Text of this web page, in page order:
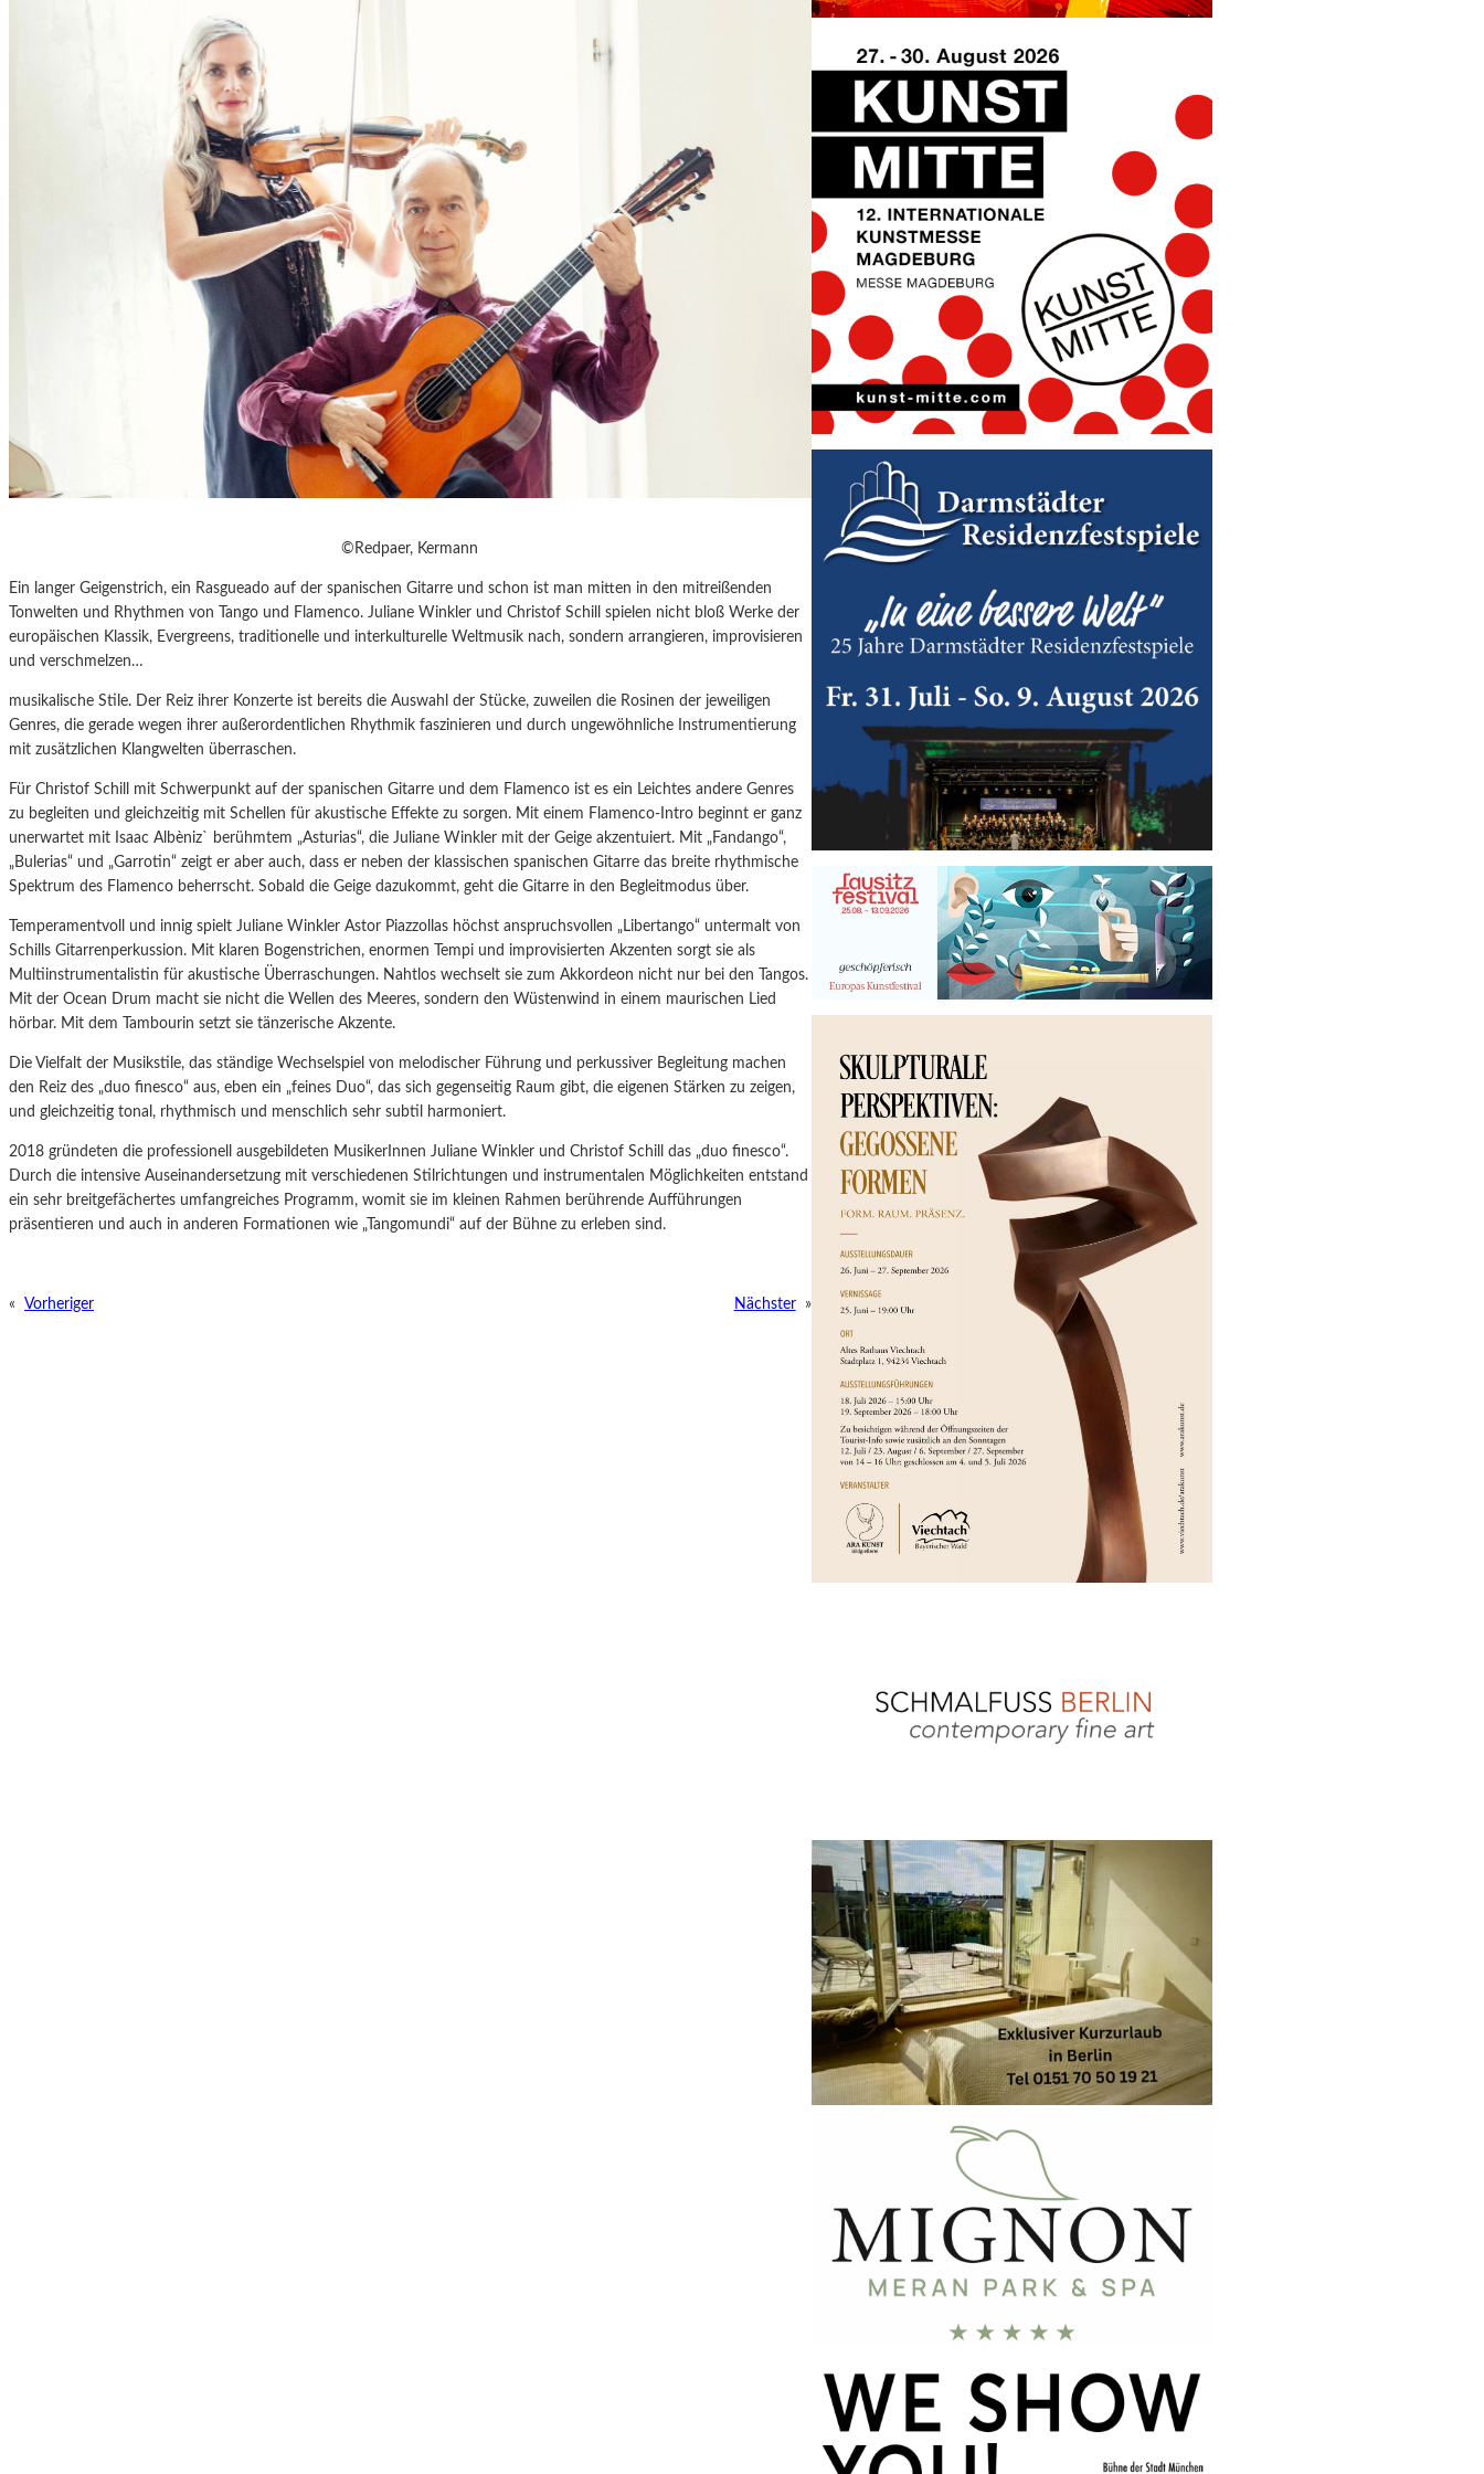
©Redpaer, Kermann
Ein langer Geigenstrich, ein Rasgueado auf der spanischen Gitarre und schon ist man mitten in den mitreißenden
Tonwelten und Rhythmen von Tango und Flamenco. Juliane Winkler und Christof Schill spielen nicht bloß Werke der
europäischen Klassik, Evergreens, traditionelle und interkulturelle Weltmusik nach, sondern arrangieren, improvisieren
und verschmelzen…
musikalische Stile. Der Reiz ihrer Konzerte ist bereits die Auswahl der Stücke, zuweilen die Rosinen der jeweiligen
Genres, die gerade wegen ihrer außerordentlichen Rhythmik faszinieren und durch ungewöhnliche Instrumentierung
mit zusätzlichen Klangwelten überraschen.
Für Christof Schill mit Schwerpunkt auf der spanischen Gitarre und dem Flamenco ist es ein Leichtes andere Genres
zu begleiten und gleichzeitig mit Schellen für akustische Effekte zu sorgen. Mit einem Flamenco-Intro beginnt er ganz
unerwartet mit Isaac Albèniz` berühmtem „Asturias“, die Juliane Winkler mit der Geige akzentuiert. Mit „Fandango“,
„Bulerias“ und „Garrotin“ zeigt er aber auch, dass er neben der klassischen spanischen Gitarre das breite rhythmische
Spektrum des Flamenco beherrscht. Sobald die Geige dazukommt, geht die Gitarre in den Begleitmodus über.
Temperamentvoll und innig spielt Juliane Winkler Astor Piazzollas höchst anspruchsvollen „Libertango“ untermalt von
Schills Gitarrenperkussion. Mit klaren Bogenstrichen, enormen Tempi und improvisierten Akzenten sorgt sie als
Multiinstrumentalistin für akustische Überraschungen. Nahtlos wechselt sie zum Akkordeon nicht nur bei den Tangos.
Mit der Ocean Drum macht sie nicht die Wellen des Meeres, sondern den Wüstenwind in einem maurischen Lied
hörbar. Mit dem Tambourin setzt sie tänzerische Akzente.
Die Vielfalt der Musikstile, das ständige Wechselspiel von melodischer Führung und perkussiver Begleitung machen
den Reiz des „duo finesco“ aus, eben ein „feines Duo“, das sich gegenseitig Raum gibt, die eigenen Stärken zu zeigen,
und gleichzeitig tonal, rhythmisch und menschlich sehr subtil harmoniert.
2018 gründeten die professionell ausgebildeten MusikerInnen Juliane Winkler und Christof Schill das „duo finesco“.
Durch die intensive Auseinandersetzung mit verschiedenen Stilrichtungen und instrumentalen Möglichkeiten entstand
ein sehr breitgefächertes umfangreiches Programm, womit sie im kleinen Rahmen berührende Aufführungen
präsentieren und auch in anderen Formationen wie „Tangomundi“ auf der Bühne zu erleben sind.
« Vorheriger Nächster »